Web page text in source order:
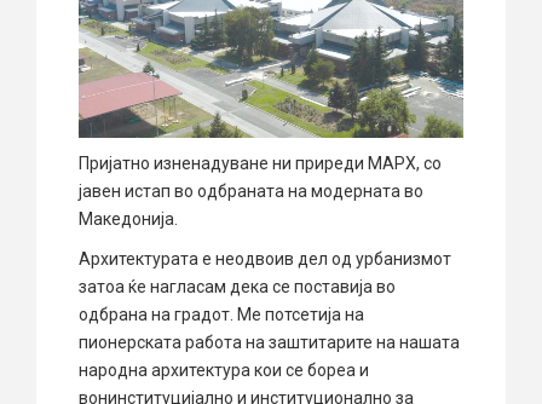
Пријатно изненадуване ни приреди МАРХ, со
јавен истап во одбраната на модерната во
Македонија.
Архитектурата е неодвоив дел од урбанизмот
затоа ќе нагласам дека се поставија во
одбрана на градот. Ме потсетија на
пионерската работа на заштитарите на нашата
народна архитектура кои се бореа и
вонинституцијално и институционално за